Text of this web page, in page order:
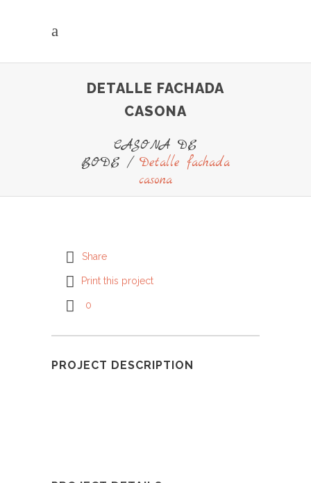
DETALLE FACHADA
CASONA
CASONA DE
BODE / Detalle fachada
casona
Share
Print this project
0
PROJECT DESCRIPTION